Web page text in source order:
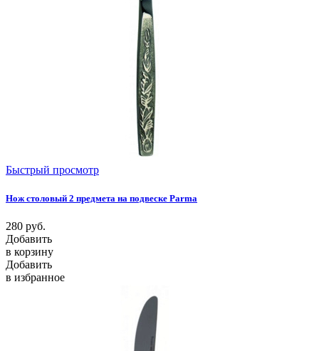
Быстрый просмотр
Нож столовый 2 предмета на подвеске Parma
280 руб.
Добавить
в корзину
Добавить
в избранное